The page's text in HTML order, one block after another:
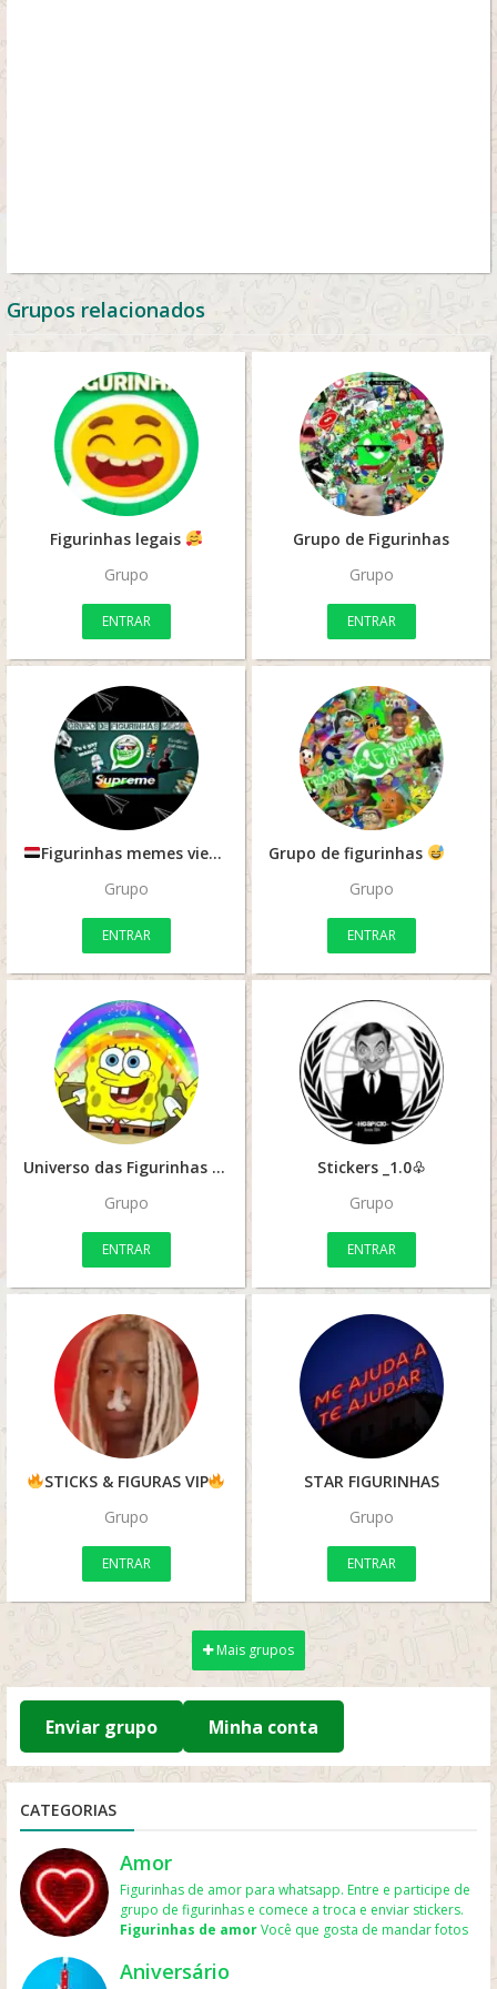
Grupos relacionados
Figurinhas legais
Grupo
ENTRAR
Grupo de Figurinhas
Grupo
ENTRAR
Figurinhas memes views
Grupo
ENTRAR
Grupo de figurinhas
Grupo
ENTRAR
Universo das Figurinhas
Grupo
ENTRAR
Stickers _1.0♧
Grupo
ENTRAR
STICKS & FIGURAS VIP
Grupo
ENTRAR
STAR FIGURINHAS
Grupo
ENTRAR
Mais grupos
Enviar grupo Minha conta
CATEGORIAS
Amor
Figurinhas de amor para whatsapp. Entre e participe de
grupo de figurinhas e comece a troca e enviar stickers.
Figurinhas de amorVocê que gosta de mandar fotos
ainda seu sentimento. Aqui há
Aniversário